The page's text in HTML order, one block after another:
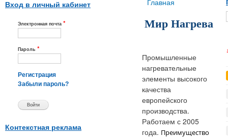
Вход в личный кабинет
Электронная почта *
Пароль *
Регистрация
Забыли пароль?
Контекстная реклама
Вы здесь
Главная
Мир Нагрева
Промышленные
нагревательные
элементы высокого
качества
европейского
производства.
Работаем с 2005
года. Преимущество